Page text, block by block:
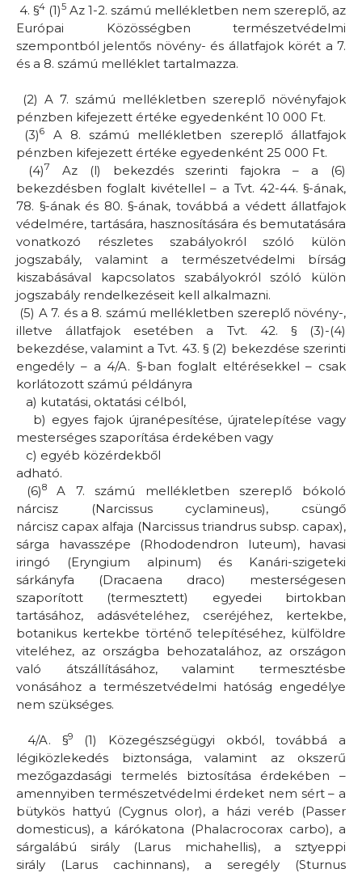
4. §4 (1)5 Az 1-2. számú mellékletben nem szereplő, az
Európai Közösségben természetvédelmi
szempontból jelentős növény- és állatfajok körét a 7.
és a 8. számú melléklet tartalmazza.
(2) A 7. számú mellékletben szereplő növényfajok
pénzben kifejezett értéke egyedenként 10 000 Ft.
(3)6
A 8. számú mellékletben szereplő állatfajok
pénzben kifejezett értéke egyedenként 25 000 Ft.
(4)7
Az (l) bekezdés szerinti fajokra – a (6)
bekezdésben foglalt kivétellel – a Tvt. 42-44. §-ának,
78. §-ának és 80. §-ának, továbbá a védett állatfajok
védelmére, tartására, hasznosítására és bemutatására
vonatkozó részletes szabályokról szóló külön
jogszabály, valamint a természetvédelmi bírság
kiszabásával kapcsolatos szabályokról szóló külön
jogszabály rendelkezéseit kell alkalmazni.
(5) A 7. és a 8. számú mellékletben szereplő növény-,
illetve állatfajok esetében a Tvt. 42. § (3)-(4)
bekezdése, valamint a Tvt. 43. § (2) bekezdése szerinti
engedély – a 4/A. §-ban foglalt eltérésekkel – csak
korlátozott számú példányra
a) kutatási, oktatási célból,
b) egyes fajok újranépesítése, újratelepítése vagy
mesterséges szaporítása érdekében vagy
c) egyéb közérdekből
adható.
(6)8A 7. számú mellékletben szereplő bókoló
nárcisz
(Narcissus cyclamineus), csüngő
nárcisz capax alfaja (Narcissus triandrus subsp. capax),
sárga havasszépe
(Rhododendron luteum), havasi
iringó
(Eryngium alpinum) és Kanári-szigeteki
sárkányfa
(Dracaena draco) mesterségesen
szaporított (termesztett) egyedei birtokban
tartásához, adásvételéhez, cseréjéhez, kertekbe,
botanikus kertekbe történő telepítéséhez, külföldre
viteléhez, az országba behozatalához, az országon
való átszállításához, valamint termesztésbe
vonásához a természetvédelmi hatóság engedélye
nem szükséges.
4/A. §9
(1) Közegészségügyi okból, továbbá a
légiközlekedés biztonsága, valamint az okszerű
mezőgazdasági termelés biztosítása érdekében –
amennyiben természetvédelmi érdeket nem sért – a
bütykös hattyú
(Cygnus olor), a házi veréb
(Passer
domesticus), a kárókatona (Phalacrocorax carbo), a
sárgalábú sirály (Larus michahellis), a sztyeppi
sirály
(Larus cachinnans), a seregély
(Sturnus